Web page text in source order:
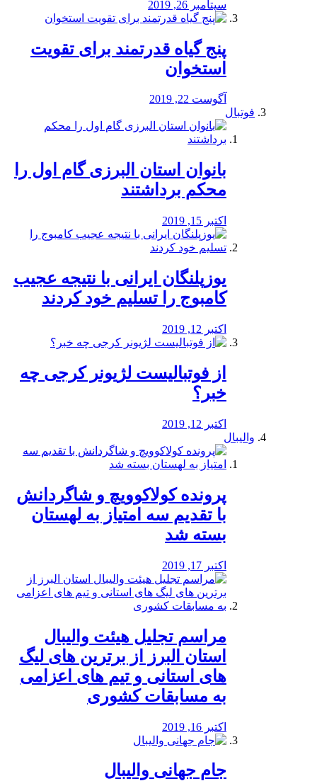
سپتامبر 26, 2019
پنج گیاه قدرتمند برای تقویت
استخوان
آگوست 22, 2019
فوتبال
بانوان استان البرزی گام اول را
محكم برداشتند
اکتبر 15, 2019
یوزپلنگان ایرانی با نتیجه عجیب
کامبوج را تسلیم خود کردند
اکتبر 12, 2019
از فوتبالیست لژیونر کرجی چه
خبر؟
اکتبر 12, 2019
والیبال
پرونده کولاکوویچ و شاگردانش
با تقدیم سه امتیاز به لهستان
بسته شد
اکتبر 17, 2019
مراسم تجلیل هیئت والیبال
استان البرز از برترین های لیگ
های استانی و تیم های اعزامی
به مسابقات کشوری
اکتبر 16, 2019
جام جهانی والیبال